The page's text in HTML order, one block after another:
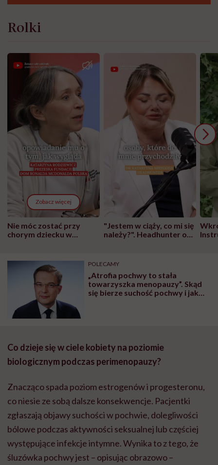
Rolki
Zobacz więcej
Nie móc zostać przy
chorym dziecku w
może chyba tylko
głupota i brak
wyobraźni"
"Jestem w ciąży, co mi się
należy?". Headhunter o
pracy
POLECAMY
„Atrofia pochwy to stała
towarzyszka menopauzy”. Skąd
się bierze suchość pochwy i jak
Co dzieje się w ciele kobiety na poziomie
biologicznym podczas perimenopauzy?
Znacząco spada poziom estrogenów i progesteronu,
co niesie ze sobą dalsze konsekwencje. Pacjentki
zgłaszają objawy suchości w pochwie, dolegliwości
bólowe podczas aktywności seksualnej lub częściej
występujące infekcje intymne. Wynika to z tego, że
śluzówka pochwy jest – opisując obrazowo –